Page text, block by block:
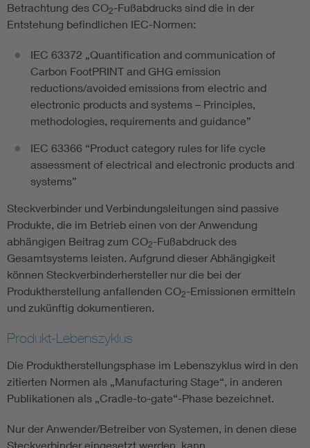
Betrachtung des CO2-Fußabdrucks sind die in der
Entstehung befindlichen IEC-Normen:
IEC 63372 „Quantification and communication of
Carbon FootPRINT and GHG emission
reductions/avoided emissions from electric and
electronic products and systems – Principles,
methodologies, requirements and guidance”
IEC 63366 “Product category rules for life cycle
assessment of electrical and electronic products and
systems”
Steckverbinder und Verbindungsleitungen sind passive
Produkte, die im Betrieb einen von der Anwendung
abhängigen Beitrag zum CO2-Fußabdruck des
Gesamtsystems leisten. Aufgrund dieser Abhängigkeit
können Steckverbinderhersteller nur die bei der
Produktherstellung anfallenden CO2-Emissionen ermitteln
und zukünftig dokumentieren.
Produkt-Lebenszyklus
Die Produktherstellungsphase im Lebenszyklus wird in den
zitierten Normen als „Manufacturing Stage“, in anderen
Publikationen als „Cradle-to-gate“-Phase bezeichnet.
Nur der Anwender/Betreiber von Systemen, in denen diese
Steckverbinder eingesetzt werden, kann